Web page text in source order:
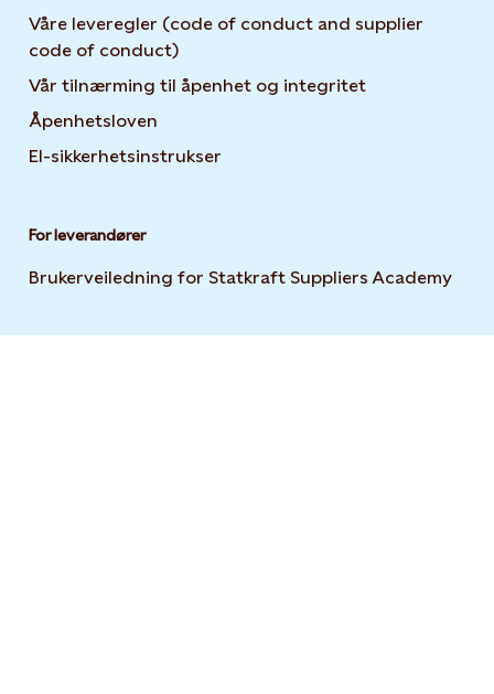
Våre leveregler (code of conduct and supplier
code of conduct)
Vår tilnærming til åpenhet og integritet
Åpenhetsloven
El-sikkerhetsinstrukser
For leverandører
Brukerveiledning for Statkraft Suppliers Academy